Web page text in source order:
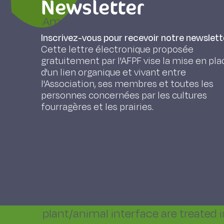
Among the various subjects
deal with forages are analysed :
sciences related to plants and to
nevertheless be hoped that the
a more inclusive approach,
forages, both annual and
and animals, are at the centre of
problems that concern whole
difficult to train the young people
plant/animal interface are treated
Newsletter
Inscrivez-vous pour recevoir notre
Cette lettre électronique proposée
gratuitement par l'AFPF vise la mise en
d'un lien organique et vivant entre
l'Association, ses membres et toutes les
personnes concernées par les cultures
fourragères et les prairies.